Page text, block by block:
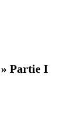
» Partie I